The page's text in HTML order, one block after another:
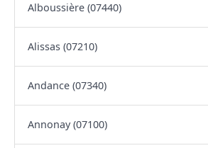
Alboussière (07440)
Alissas (07210)
Andance (07340)
Annonay (07100)